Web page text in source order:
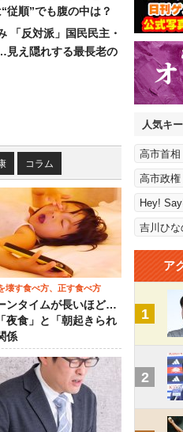
順”でも腹の中は？
「反対派」国民民主・
見え隠れする最長老の
コラム
壊す食べ方、正す食べ方
ンタイムが長いほど…
夜食」と「朝起きられ
係
人気キ
高市首相
高市政権
Hey!
吉川ひな
ア
1
2